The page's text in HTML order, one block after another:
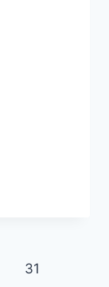
31